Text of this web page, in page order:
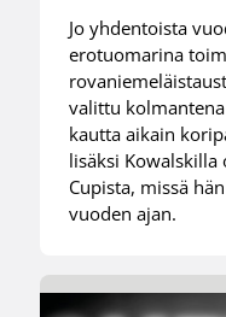
Jo yhdentoista
erotuomarina
valittu
kautta aikain
lisäksi Kowalskilla
Cupista, missä
vuoden ajan.